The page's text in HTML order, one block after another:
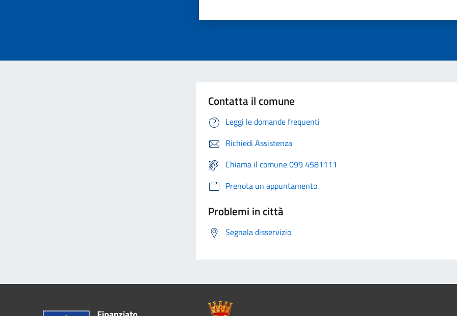
Contatta il comune
Leggi le domande frequenti
Richiedi Assistenza
Chiama il comune 099 4581111
Prenota un appuntamento
Problemi in città
Segnala disservizio